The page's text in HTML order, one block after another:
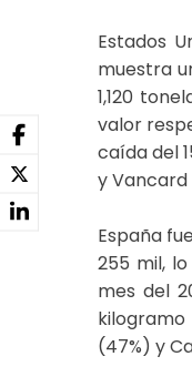
Estados
muestra
1,120
valor
caída del
y Vancard
España
255 mil,
mes del
(47%) y